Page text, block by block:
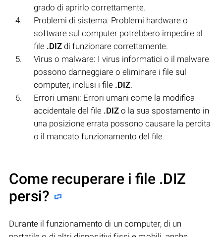
grado di aprirlo correttamente.
Problemi di sistema: Problemi hardware o
software sul computer potrebbero impedire al
file .DIZ di funzionare correttamente.
Virus o malware: I virus informatici o il malware
possono danneggiare o eliminare i file sul
computer, inclusi i file .DIZ.
Errori umani: Errori umani come la modifica
accidentale del file .DIZ o la sua spostamento in
una posizione errata possono causare la perdita
o il mancato funzionamento del file.
Come recuperare i file .DIZ
persi?
Durante il funzionamento di un computer, di un